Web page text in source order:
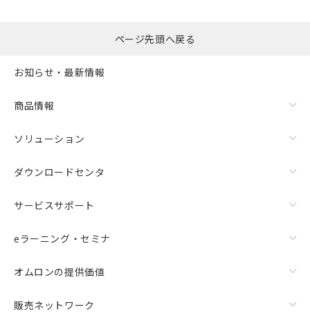
ページ先頭へ戻る
お知らせ・最新情報
商品情報
ソリューション
ダウンロードセンタ
サービスサポート
eラーニング・セミナ
オムロンの提供価値
販売ネットワーク